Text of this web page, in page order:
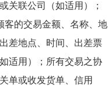
关联公司（如适用）；
客的交易金额、名称、地
差地点、时间、出差票
适用）；所有交易之协
单或收发货单、信用